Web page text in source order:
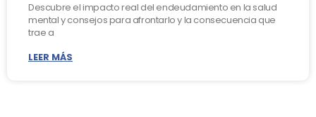
Descubre el impacto real del endeudamiento en la salud
mental y consejos para afrontarlo y la consecuencia que
trae a
LEER MÁS